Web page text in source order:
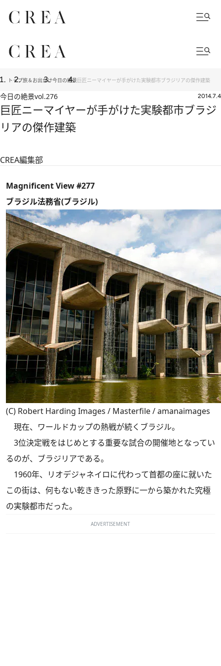
トップ旅＆お出かけ今日の絶景巨匠ニーマイヤーが手がけた実験都市ブラジリアの傑作建築
今日の絶景vol.276 2014.7.4
巨匠ニーマイヤーが手がけた実験都市ブラジ
リアの傑作建築
CREA編集部
Magnificent View #277
ブラジル法務省(ブラジル)
(C) Robert Harding Images / Masterfile / amanaimages
現在、ワールドカップの熱戦が続くブラジル。
3位決定戦をはじめとする重要な試合の開催地となってい
るのが、ブラジリアである。
1960年、リオデジャネイロに代わって首都の座に就いた
この街は、何もない乾ききった原野に一から築かれた究極
の実験都市だった。
ADVERTISEMENT